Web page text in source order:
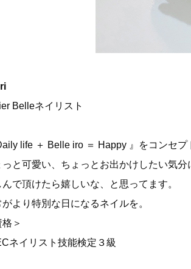
Belleネイリスト
life ＋ Belle iro ＝ Happy 』をコンセプ
っと可愛い、ちょっとお出かけしたい気分
で頂けたら嬉しいな、と思ってます。
がより特別な日になるネイルを。
格＞
ネイリスト技能検定３級